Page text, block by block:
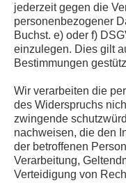
jederzeit gegen die
personenbezogener
Buchst. e) oder f)
einzulegen. Dies gilt
Bestimmungen
Wir verarbeiten die
des Widerspruchs
zwingende
nachweisen, die den
der betroffenen
Verarbeitung,
Verteidigung von